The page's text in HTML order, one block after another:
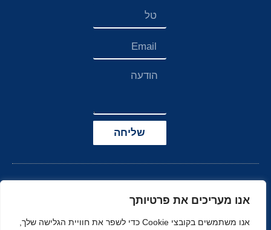
אנו מעריכים את פרטיותך
אנו משתמשים בקובצי Cookie כדי לשפר את חוויית הגלישה שלך,
שליחה